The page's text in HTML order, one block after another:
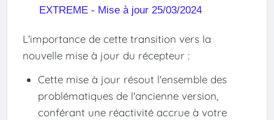
EXTREME - Mise à jour 25/03/2024
L'importance de cette transition vers la
nouvelle mise à jour du récepteur :
Cette mise à jour résout l'ensemble des
problématiques de l'ancienne version,
conférant une réactivité accrue à votre